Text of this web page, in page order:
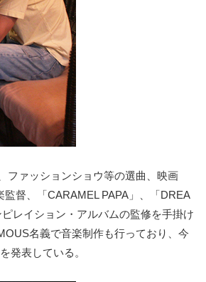
ファッションショウ等の選曲、映画
監督、「CARAMEL PAPA」、「DREA
レイション・アルバムの監修を手掛け
名義で音楽制作も行っており、今
発表している。